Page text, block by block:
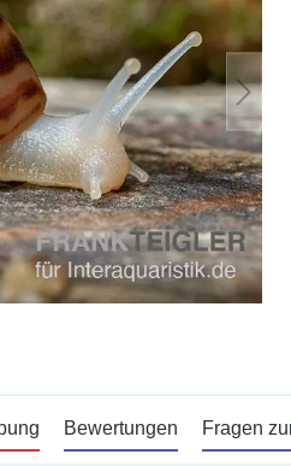
Bewertungen Fragen